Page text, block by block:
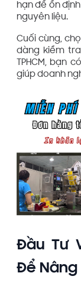
hạn để ổn
nguyên liệu.
Cuối cùng,
dàng kiểm
TPHCM, bạn
giúp doanh
Đầu Tư
Để Nâng